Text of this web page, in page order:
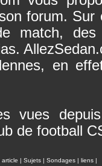
forum.
match, des
en
vues
de football
| Sujets | Sondages | liens |